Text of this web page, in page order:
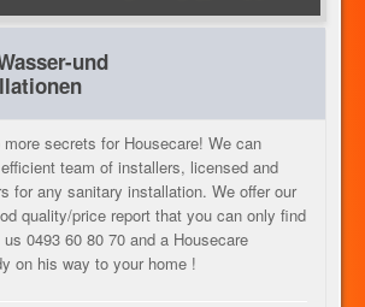
und
secrets for Housecare! We can
team of installers, licensed and
for any sanitary installation. We offer our
quality/price report that you can only find
0493 60 80 70 and a Housecare
on his way to your home !